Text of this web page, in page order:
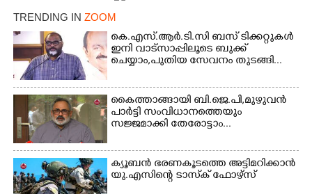
TRENDING IN ZOOM
കെ.എസ്.ആർ.ടി.സി ബസ് ടിക്കറ്റുകൾ
ഇനി വാട്സാപ്പിലൂടെ ബുക്ക്
ചെയ്യാം,പുതിയ സേവനം തുടങ്ങി...
കൈത്താങ്ങായി ബി.ജെ.പി,മുഴുവൻ
പാർട്ടി സംവിധാനത്തെയും
സജ്ജമാക്കി തേരോട്ടാം...
ക്യൂബൻ ഭരണകൂടത്തെ അട്ടിമറിക്കാൻ
യു.എസിന്റെ ടാസ്‌ക് ഫോഴ്സ്
Copy Link